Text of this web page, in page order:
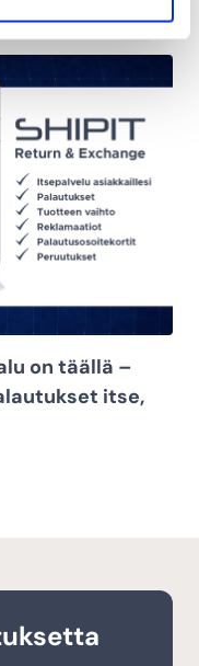
on täällä –
itse,